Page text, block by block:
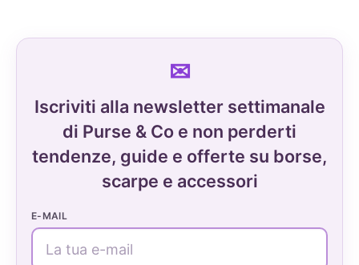
Iscriviti alla newsletter settimanale
di Purse & Co e non perderti
tendenze, guide e offerte su borse,
scarpe e accessori
E-MAIL